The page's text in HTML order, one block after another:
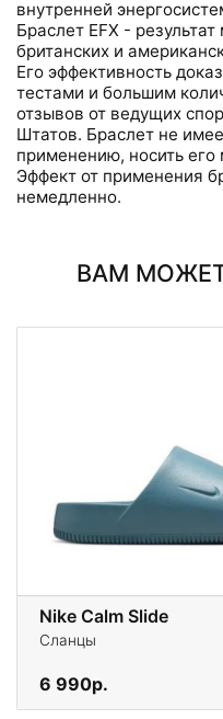
внутренней
Браслет EFX -
британских и
Его эффективность
тестами и большим
отзывов от ведущих
Штатов. Браслет не
применению, носить
Эффект от применения
немедленно.
ВАМ
Nike Calm Slide
Сланцы
6 990р.